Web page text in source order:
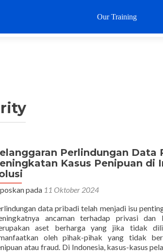
Perlindungan Data
Kasus Penipuan di
pada 11 Oktober 2024
data pribadi telah menjadi isu
ancaman terhadap privasi
aset berharga yang jika tidak
oleh pihak-pihak yang tidak
atau fraud. Di Indonesia, kasus-kasus
Our Training